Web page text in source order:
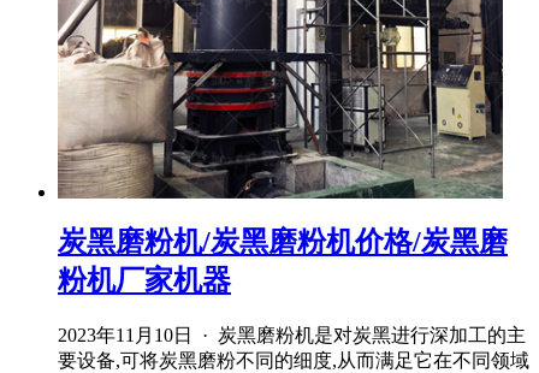
炭黑磨粉机/炭黑磨粉机价格/炭黑磨
粉机厂家机器
2023年11月10日 · 炭黑磨粉机是对炭黑进行深加工的主
要设备,可将炭黑磨粉不同的细度,从而满足它在不同领域